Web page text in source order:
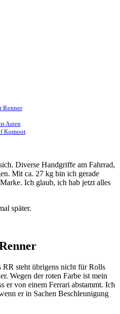
Asien
Komoot
Diverse Handgriffe am Fahrrad,
Mit ca. 27 kg bin ich gerade
Ich glaub, ich hab jetzt alles
später.
RR steht übrigens nicht für Rolls
Wegen der roten Farbe ist mein
er von einem Ferrari abstammt. Ich
er in Sachen Beschleunigung